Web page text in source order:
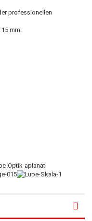
professionellen
mm.